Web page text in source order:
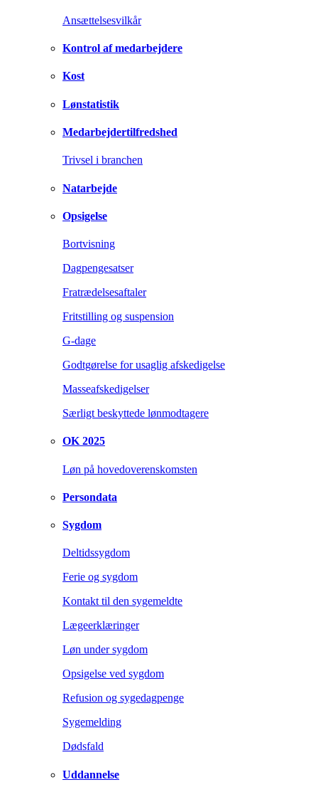
Ansættelsesvilkår
Kontrol af medarbejdere
Kost
Lønstatistik
Medarbejdertilfredshed
Trivsel i branchen
Natarbejde
Opsigelse
Bortvisning
Dagpengesatser
Fratrædelsesaftaler
Fritstilling og suspension
G-dage
Godtgørelse for usaglig afskedigelse
Masseafskedigelser
Særligt beskyttede lønmodtagere
OK 2025
Løn på hovedoverenskomsten
Persondata
Sygdom
Deltidssygdom
Ferie og sygdom
Kontakt til den sygemeldte
Lægeerklæringer
Løn under sygdom
Opsigelse ved sygdom
Refusion og sygedagpenge
Sygemelding
Dødsfald
Uddannelse